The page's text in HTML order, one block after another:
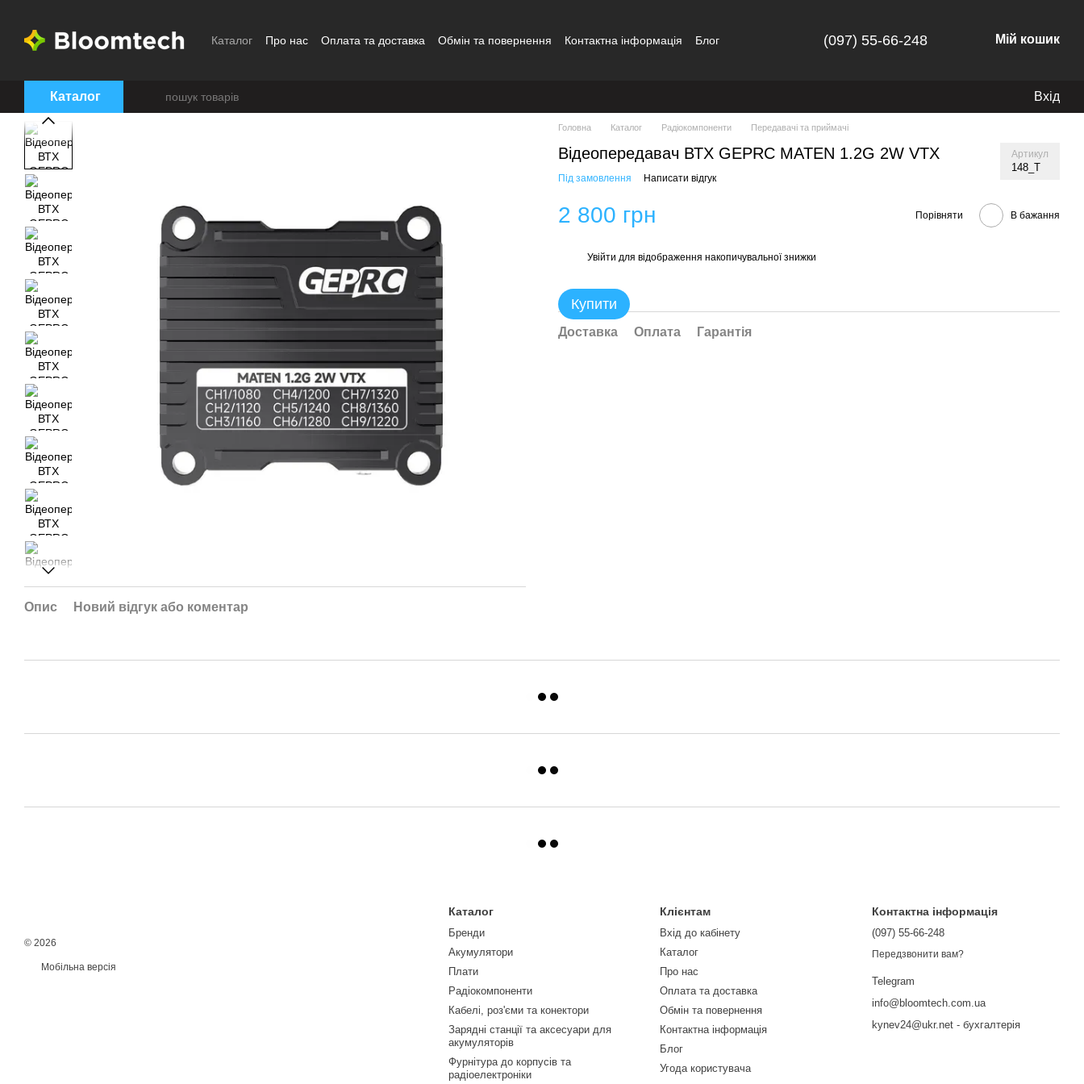
Каталог Про нас Оплата та доставка Обмін та повернення Контактна інформація
Блог
(097) 55-66-248 Мій кошик
Каталог Вхід
Опис Новий відгук або коментар
Головна Каталог Радіокомпоненти Передавачі та приймачі
Відеопередавач ВТХ GEPRC MATEN 1.2G 2W VTX Артикул
148_T
Під замовлення Написати відгук
2 800 грн Порівняти В бажання
Увійти для відображення накопичувальної знижки
Купити
Доставка Оплата Гарантія
© 2026
Мобільна версія
Каталог
Бренди
Акумулятори
Плати
Радіокомпоненти
Кабелі, роз'єми та конектори
Зарядні станції та аксесуари для
акумуляторів
Фурнітура до корпусів та
радіоелектроніки
Клієнтам
Вхід до кабінету
Каталог
Про нас
Оплата та доставка
Обмін та повернення
Контактна інформація
Блог
Угода користувача
Контактна інформація
(097) 55-66-248
Передзвонити вам?
Telegram
info@bloomtech.com.ua
kynev24@ukr.net - бухгалтерія